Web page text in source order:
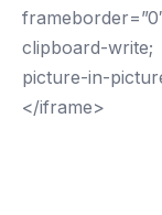
clipboard-
picture-in-
</iframe>